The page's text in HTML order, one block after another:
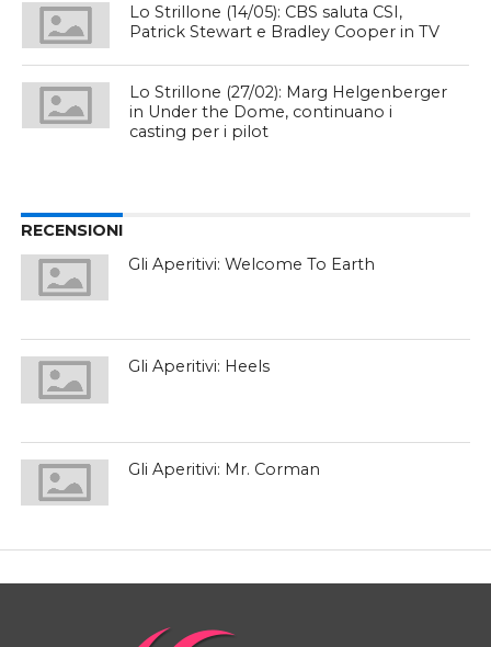
Lo Strillone (14/05): CBS saluta CSI,
Patrick Stewart e Bradley Cooper in TV
Lo Strillone (27/02): Marg Helgenberger
in Under the Dome, continuano i
casting per i pilot
RECENSIONI
Gli Aperitivi: Welcome To Earth
Gli Aperitivi: Heels
Gli Aperitivi: Mr. Corman